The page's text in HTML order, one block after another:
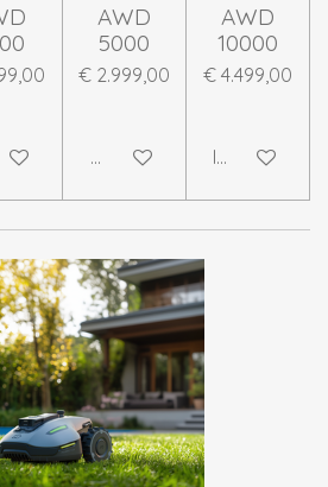
AWD
5000
€ 2.999,00
Houd mij op de hoogte
AWD
10000
€ 4.499,00
In